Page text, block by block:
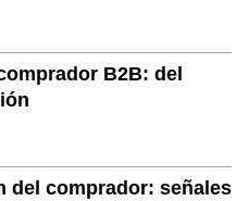
global: Simplifique las
B2B: del
del comprador: señales